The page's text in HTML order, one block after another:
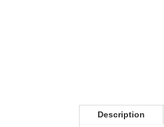
Description